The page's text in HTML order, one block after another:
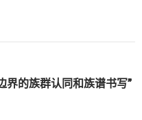
界的族群认同和族谱书写”